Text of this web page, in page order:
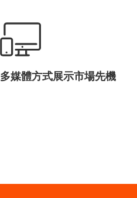
多媒體方式展示市場先機